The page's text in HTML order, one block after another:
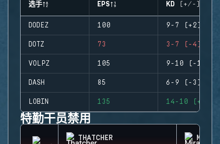
选手 EPS KD (+/-)
DODEZ 100 9-7 (+2)
DOTZ 73 3-7 (-4)
VOLPZ 105 9-10 (-1)
DASH 85 6-9 (-3)
LOBIN 135 14-10 (+4)
特勤干员禁用
THATCHER MIRA